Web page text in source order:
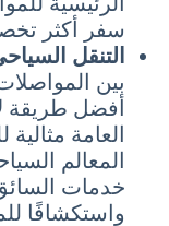
سفر أكثر
التنقل
بين
أفضل طريقة
العامة
المعالم
خدمات
واستكشافًا